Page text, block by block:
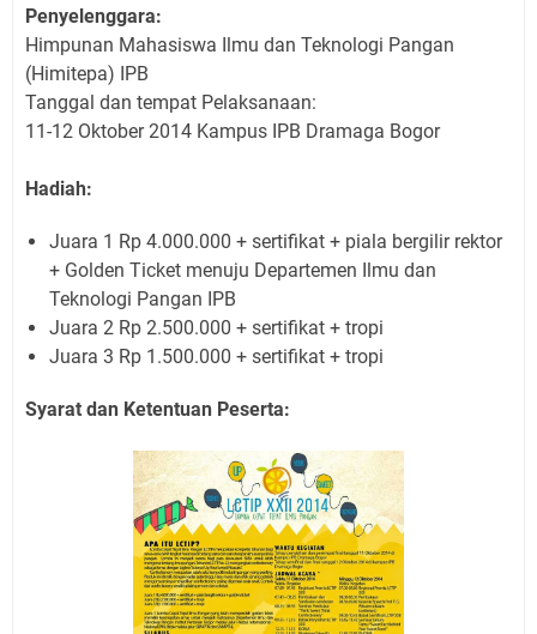
Penyelenggara:
Himpunan Mahasiswa Ilmu dan Teknologi Pangan
(Himitepa) IPB
Tanggal dan tempat Pelaksanaan:
11-12 Oktober 2014 Kampus IPB Dramaga Bogor
Hadiah:
Juara 1 Rp 4.000.000 + sertifikat + piala bergilir rektor
+ Golden Ticket menuju Departemen Ilmu dan
Teknologi Pangan IPB
Juara 2 Rp 2.500.000 + sertifikat + tropi
Juara 3 Rp 1.500.000 + sertifikat + tropi
Syarat dan Ketentuan Peserta: